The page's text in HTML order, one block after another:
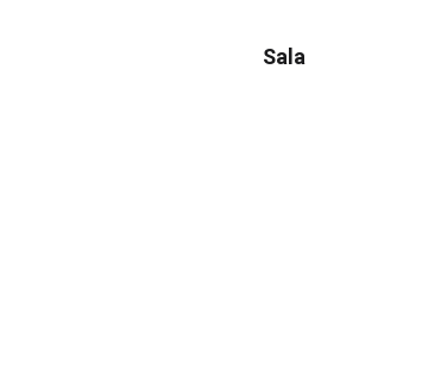
Sala